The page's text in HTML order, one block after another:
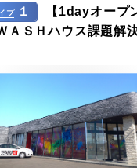
プ １
【1dayオープ
ＡＳＨハウス課題解